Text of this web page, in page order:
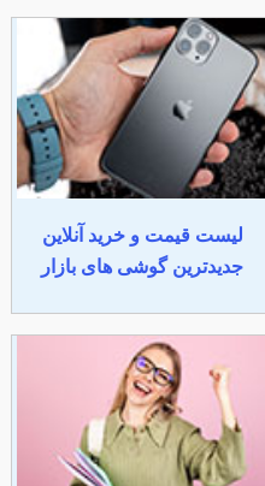
لیست قیمت و خرید آنلاین
جدیدترین گوشی های بازار